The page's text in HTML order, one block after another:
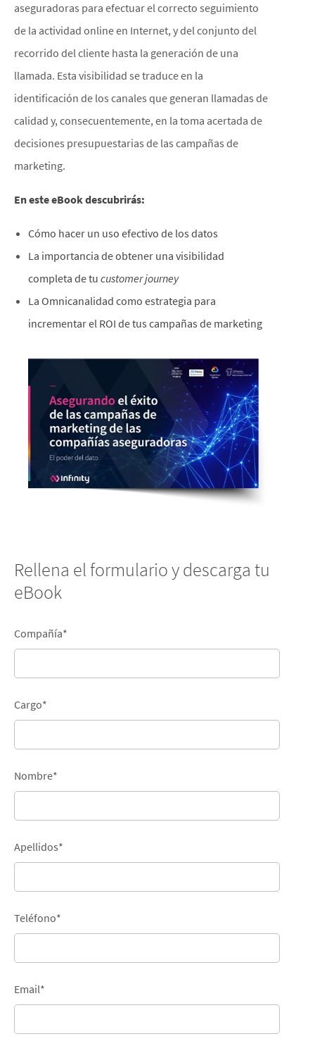
aseguradoras para efectuar el correcto seguimiento
de la actividad online en Internet, y del conjunto del
recorrido del cliente hasta la generación de una
llamada. Esta visibilidad se traduce en la
identificación de los canales que generan llamadas de
calidad y, consecuentemente, en la toma acertada de
decisiones presupuestarias de las campañas de
marketing.
En este eBook descubrirás:
Cómo hacer un uso efectivo de los datos
La importancia de obtener una visibilidad
completa de tu customer journey​
La Omnicanalidad como estrategia para
incrementar el ROI de tus campañas de marketing
Rellena el formulario y descarga tu
eBook
Compañía*
Cargo*
Nombre*
Apellidos*
Teléfono*
Email*
This website stores cookies on your
computer. These cookies are used to
collect information about how you
interact with our website and allow us to
remember you. We use this information in
order to improve and customize your
metrics about our visitors both on this
website and other media. To find out
more about the cookies we use, see our
Privacy Policy.
If you decline, your information won’t be
tracked when you visit this website. A
single cookie will be used in your browser
to remember your preference not to be
DECLINE ALL